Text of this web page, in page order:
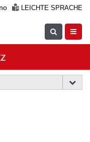
LEICHTE SPRACHE
Suche